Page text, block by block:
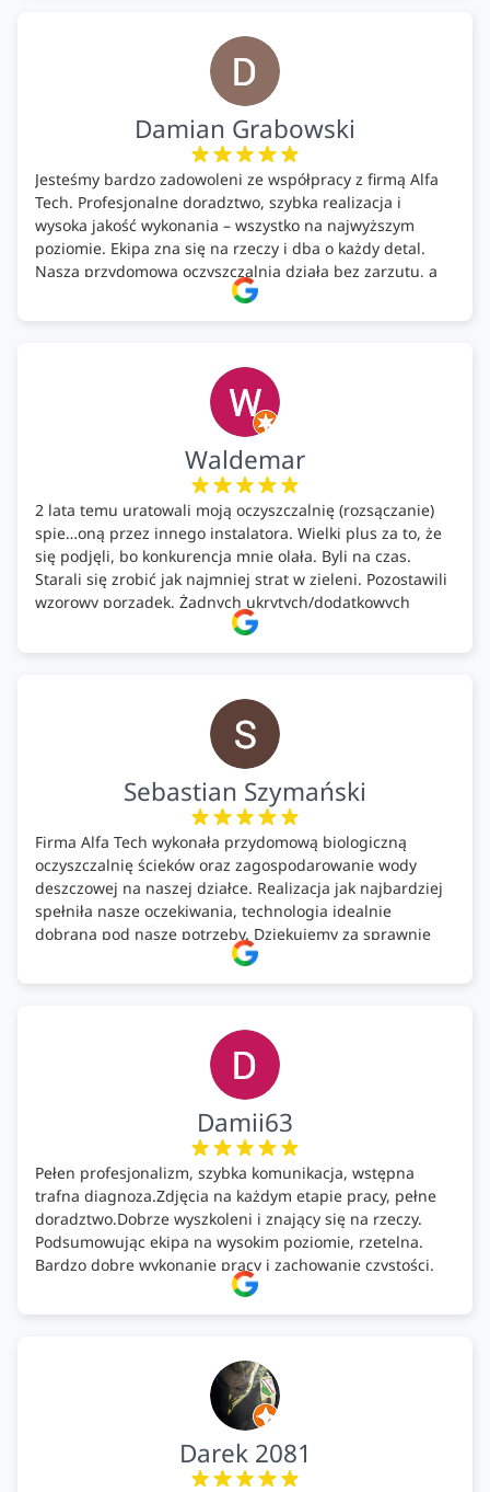
Damian Grabowski
Jesteśmy bardzo zadowoleni ze współpracy z firmą Alfa
Tech. Profesjonalne doradztwo, szybka realizacja i
wysoka jakość wykonania – wszystko na najwyższym
poziomie. Ekipa zna się na rzeczy i dba o każdy detal.
Nasza przydomowa oczyszczalnia działa bez zarzutu, a
całość została wykonana zgodnie z terminem i
ustaleniami. Z czystym sumieniem polecamy Alfa Tech
ekologicznych rozwiązań!🍀
Waldemar
2 lata temu uratowali moją oczyszczalnię (rozsączanie)
spie…oną przez innego instalatora. Wielki plus za to, że
się podjęli, bo konkurencja mnie olała. Byli na czas.
Starali się zrobić jak najmniej strat w zieleni. Pozostawili
wzorowy porządek. Żadnych ukrytych/dodatkowych
kosztów. Zaskoczenie. Kontakt bardzo OK. Obsługa
pomontażowa również OK. A ich środki do oczyszczalni –
Sebastian Szymański
Firma Alfa Tech wykonała przydomową biologiczną
oczyszczalnię ścieków oraz zagospodarowanie wody
deszczowej na naszej działce. Realizacja jak najbardziej
spełniła nasze oczekiwania, technologia idealnie
dobrana pod nasze potrzeby. Dziękujemy za sprawnie
wykonany montaż w świetnej atmosferze! Polecam!
Damii63
Pełen profesjonalizm, szybka komunikacja, wstępna
trafna diagnoza.Zdjęcia na każdym etapie pracy, pełne
doradztwo.Dobrze wyszkoleni i znający się na rzeczy.
Podsumowując ekipa na wysokim poziomie, rzetelna.
Bardzo dobre wykonanie pracy i zachowanie czystości.
Darek 2081